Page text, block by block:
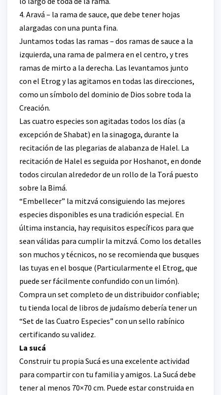
4. Aravá – la rama de sauce, que debe tener hojas
alargadas con una punta fina.
Juntamos todas las ramas – dos ramas de sauce a la
izquierda, una rama de palmera en el centro, y tres
ramas de mirto a la derecha. Las levantamos junto
con el Etrog y las agitamos en todas las direcciones,
como un símbolo del dominio de Dios sobre toda la
Creación.
Las cuatro especies son agitadas todos los días (a
excepción de Shabat) en la sinagoga, durante la
recitación de las plegarias de alabanza de Halel. La
recitación de Halel es seguida por Hoshanot, en donde
todos circulan alrededor de un rollo de la Torá puesto
sobre la Bimá.
“Embellecer” la mitzvá consiguiendo las mejores
especies disponibles es una tradición especial. En
última instancia, hay requisitos específicos para que
sean válidas para cumplir la mitzvá. Como los detalles
son muchos y técnicos, no se recomienda que busques
las tuyas en el bosque (Particularmente el Etrog, que
puede ser fácilmente confundido con un limón).
Compra un set completo de un distribuidor confiable;
tu tienda local de libros de judaísmo debería tener un
“Set de las Cuatro Especies” con un sello rabínico
certificando su validez.
La sucá
Construir tu propia Sucá es una excelente actividad
para compartir con tu familia y amigos. La Sucá debe
tener al menos 70×70 cm. Puede estar construida en